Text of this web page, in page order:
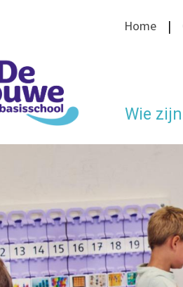
Home |
Wie